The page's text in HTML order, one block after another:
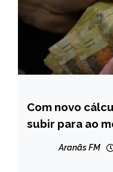
BRASIL
CAPELINHA
Com novo
subir para ao
Aranãs FM